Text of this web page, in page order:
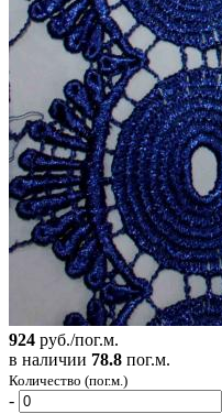
924 руб./пог.м.
в наличии 78.8 пог.м.
Количество (пог.м.)
-